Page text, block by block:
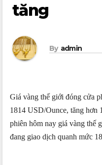
tăng
By admin
Giá vàng thế giới đóng cửa
1814 USD/Ounce, tăng hơn
phiên hôm nay giá vàng thế
đang giao dịch quanh mức